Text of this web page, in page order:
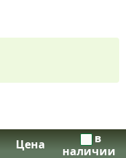
Цена
в
наличии